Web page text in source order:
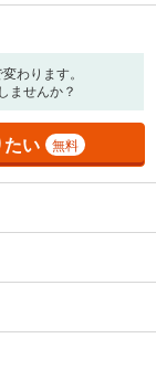
自動入力されてい
ら関係がなく、実際
はありません。返
された金利を35年
ださい。実際にお
認をお願いいたしま
わります。
ませんか？
い 無料